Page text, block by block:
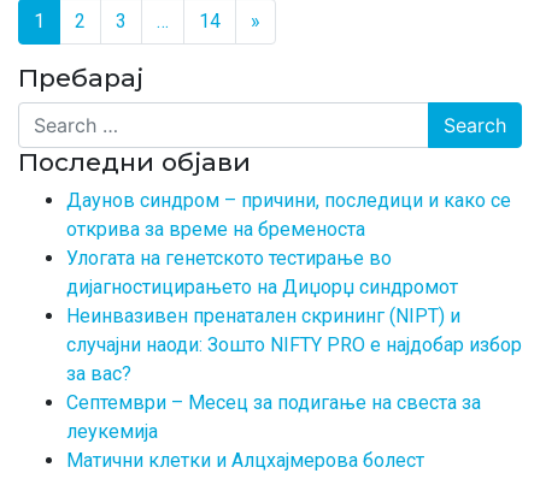
Posts navigation
1 2 3 … 14 »
Пребарај
Search
Последни објави
Даунов синдром – причини, последици и како се
открива за време на бременоста
Улогата на генетското тестирање во
дијагностицирањето на Диџорџ синдромот
Неинвазивен пренатален скрининг (NIPT) и
случајни наоди: Зошто NIFTY PRO е најдобар избор
за вас?
Септември – Месец за подигање на свеста за
леукемија
Матични клетки и Алцхајмерова болест